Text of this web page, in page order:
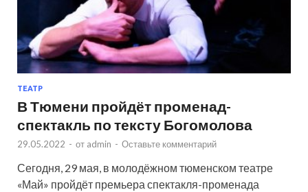
ТЕАТР
В Тюмени пройдёт променад-
спектакль по тексту Богомолова
29.05.2022 - от admin - Оставьте комментарий
Сегодня, 29 мая, в молодёжном тюменском театре
«Май» пройдёт премьера спектакля-променада